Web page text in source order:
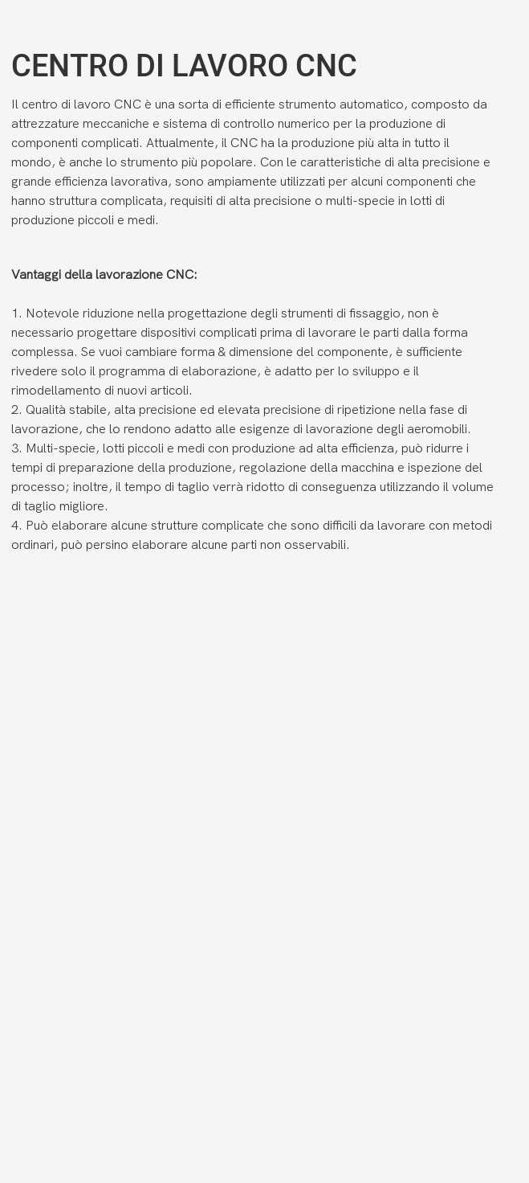
CENTRO DI LAVORO CNC
Il centro di lavoro CNC è una sorta di efficiente strumento automatico, composto da
attrezzature meccaniche e sistema di controllo numerico per la produzione di
componenti complicati. Attualmente, il CNC ha la produzione più alta in tutto il
mondo, è anche lo strumento più popolare. Con le caratteristiche di alta precisione e
grande efficienza lavorativa, sono ampiamente utilizzati per alcuni componenti che
hanno struttura complicata, requisiti di alta precisione o multi-specie in lotti di
produzione piccoli e medi.
Vantaggi della lavorazione CNC:
1. Notevole riduzione nella progettazione degli strumenti di fissaggio, non è
necessario progettare dispositivi complicati prima di lavorare le parti dalla forma
complessa. Se vuoi cambiare forma & dimensione del componente, è sufficiente
rivedere solo il programma di elaborazione, è adatto per lo sviluppo e il
rimodellamento di nuovi articoli.
2. Qualità stabile, alta precisione ed elevata precisione di ripetizione nella fase di
lavorazione, che lo rendono adatto alle esigenze di lavorazione degli aeromobili.
3. Multi-specie, lotti piccoli e medi con produzione ad alta efficienza, può ridurre i
tempi di preparazione della produzione, regolazione della macchina e ispezione del
processo; inoltre, il tempo di taglio verrà ridotto di conseguenza utilizzando il volume
di taglio migliore.
4. Può elaborare alcune strutture complicate che sono difficili da lavorare con metodi
ordinari, può persino elaborare alcune parti non osservabili.